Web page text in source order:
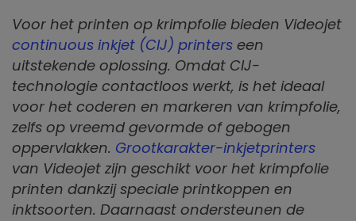
Voor het printen op krimpfolie bieden Videojet
continuous inkjet (CIJ) printers een
uitstekende oplossing. Omdat CIJ-
technologie contactloos werkt, is het ideaal
voor het coderen en markeren van krimpfolie,
zelfs op vreemd gevormde of gebogen
oppervlakken. Grootkarakter-inkjetprinters
van Videojet zijn geschikt voor het krimpfolie
printen dankzij speciale printkoppen en
inktsoorten. Daarnaast ondersteunen de